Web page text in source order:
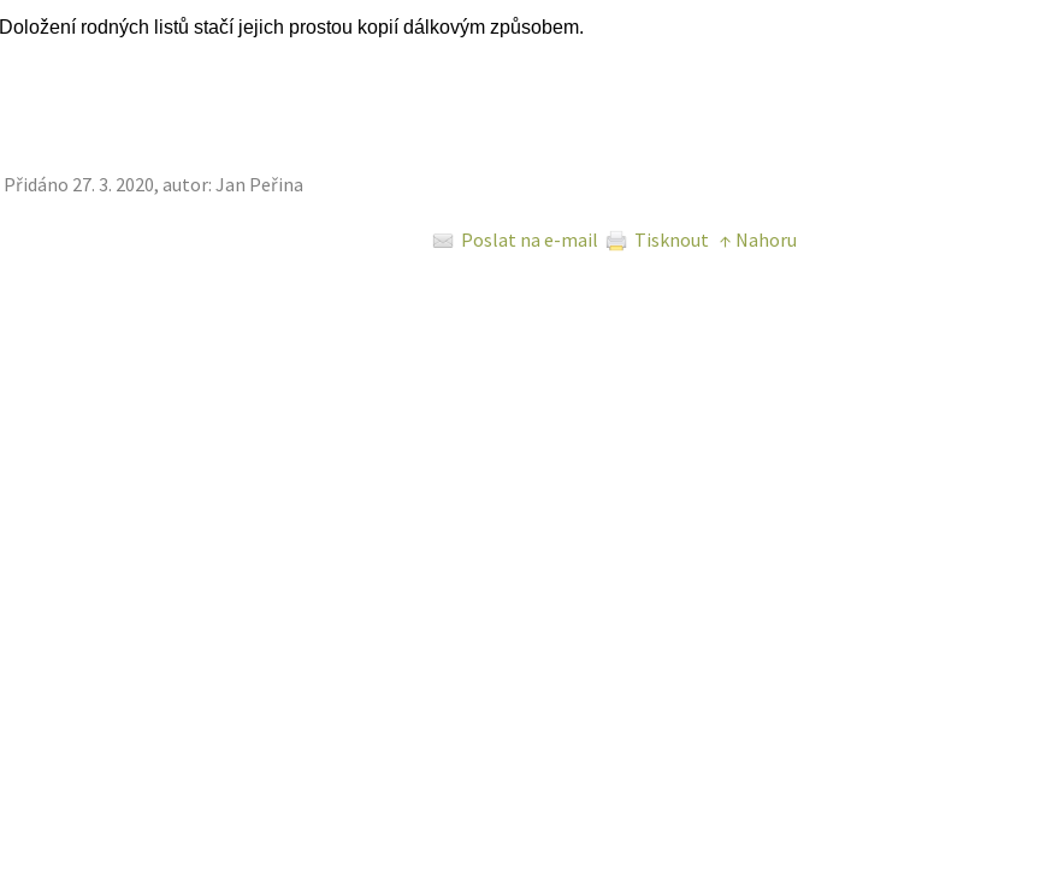
Doložení rodných listů stačí jejich prostou kopií dálkovým způsobem.
Přidáno 27. 3. 2020, autor: Jan Peřina
Poslat na e-mail Tisknout ↑ Nahoru